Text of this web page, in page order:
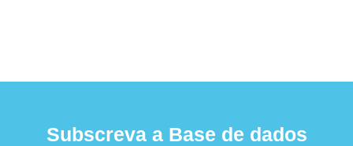
Subscreva a Base de dados